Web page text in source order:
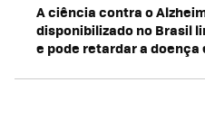
A ciência contra o
disponibilizado no Brasil
e pode retardar a doença